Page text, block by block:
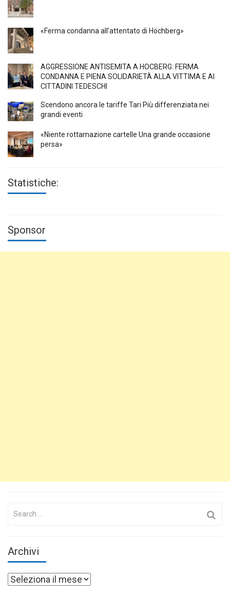
«Ferma condanna all’attentato di Höchberg»
AGGRESSIONE ANTISEMITA A HÖCBERG: FERMA
CONDANNA E PIENA SOLIDARIETÀ ALLA VITTIMA E AI
CITTADINI TEDESCHI
Scendono ancora le tariffe Tari Più differenziata nei
grandi eventi
«Niente rottamazione cartelle Una grande occasione
persa»
Statistiche:
Sponsor
Search
Archivi
Archivi